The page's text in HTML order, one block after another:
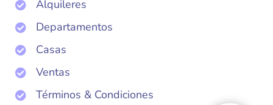
Alquileres
Departamentos
Casas
Ventas
Términos & Condiciones